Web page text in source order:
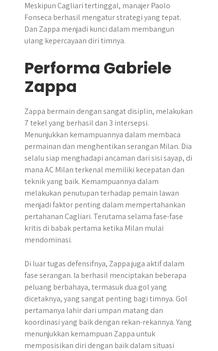
Meskipun Cagliari tertinggal, manajer Paolo
Fonseca berhasil mengatur strategi yang tepat.
Dan Zappa menjadi kunci dalam membangun
ulang kepercayaan diri timnya.
Performa Gabriele
Zappa
Zappa bermain dengan sangat disiplin, melakukan
7 tekel yang berhasil dan 3 intersepsi.
Menunjukkan kemampuannya dalam membaca
permainan dan menghentikan serangan Milan. Dia
selalu siap menghadapi ancaman dari sisi sayap, di
mana AC Milan terkenal memiliki kecepatan dan
teknik yang baik. Kemampuannya dalam
melakukan penutupan terhadap pemain lawan
menjadi faktor penting dalam mempertahankan
pertahanan Cagliari. Terutama selama fase-fase
kritis di babak pertama ketika Milan mulai
mendominasi.
Di luar tugas defensifnya, Zappa juga aktif dalam
fase serangan. Ia berhasil menciptakan beberapa
peluang berbahaya, termasuk dua gol yang
dicetaknya, yang sangat penting bagi timnya. Gol
pertamanya lahir dari umpan matang dan
koordinasi yang baik dengan rekan-rekannya. Yang
menunjukkan kemampuan Zappa untuk
memposisikan diri dengan baik dalam situasi